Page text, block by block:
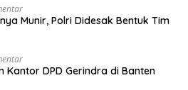
Munir, Polri Didesak Bentuk Tim
Kantor DPD Gerindra di Banten